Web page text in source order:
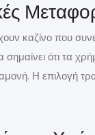
καζίνο που
ότι τα
Η επιλογή